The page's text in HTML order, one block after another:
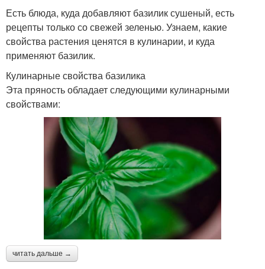
Есть блюда, куда добавляют базилик сушеный, есть
рецепты только со свежей зеленью. Узнаем, какие
свойства растения ценятся в кулинарии, и куда
применяют базилик.
Кулинарные свойства базилика
Эта пряность обладает следующими кулинарными
свойствами:
читать дальше →